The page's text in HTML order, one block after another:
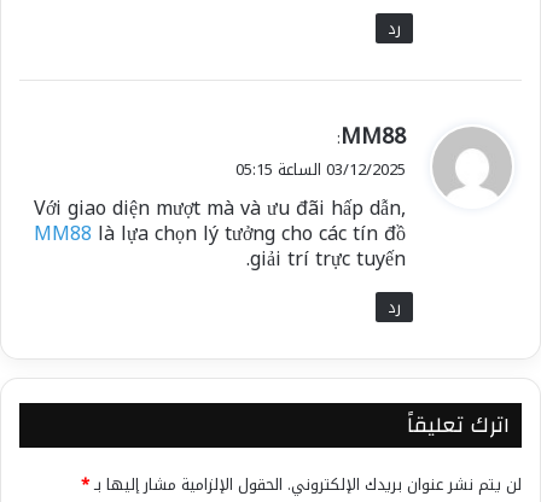
رد
ي
ق
ل
MM88
:
03/12/2025 الساعة 05:15
Với giao diện mượt mà và ưu đãi hấp dẫn,
MM88 là lựa chọn lý tưởng cho các tín đồ
giải trí trực tuyến.
رد
اترك تعليقاً
لن يتم نشر عنوان بريدك الإلكتروني. الحقول الإلزامية مشار إليها بـ*